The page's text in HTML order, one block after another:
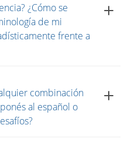
¿Cómo se
de mi
frente a
combinación
al español o